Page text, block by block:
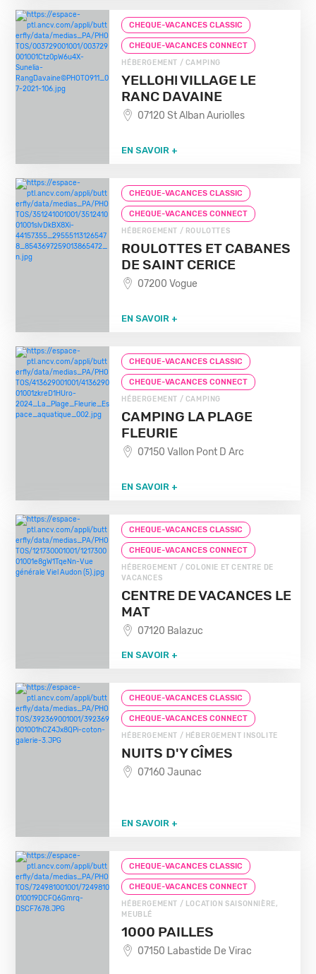
CHEQUE-VACANCES CLASSIC
CHEQUE-VACANCES CONNECT
HÉBERGEMENT / CAMPING
YELLOH! VILLAGE LE
RANC DAVAINE
07120 St Alban Auriolles
EN SAVOIR +
CHEQUE-VACANCES CLASSIC
CHEQUE-VACANCES CONNECT
HÉBERGEMENT / ROULOTTES
ROULOTTES ET CABANES
DE SAINT CERICE
07200 Vogue
EN SAVOIR +
CHEQUE-VACANCES CLASSIC
CHEQUE-VACANCES CONNECT
HÉBERGEMENT / CAMPING
CAMPING LA PLAGE
FLEURIE
07150 Vallon Pont D Arc
EN SAVOIR +
CHEQUE-VACANCES CLASSIC
CHEQUE-VACANCES CONNECT
HÉBERGEMENT / COLONIE ET CENTRE DE
VACANCES
CENTRE DE VACANCES LE
MAT
07120 Balazuc
EN SAVOIR +
CHEQUE-VACANCES CLASSIC
CHEQUE-VACANCES CONNECT
HÉBERGEMENT / HÉBERGEMENT INSOLITE
NUITS D'Y CÎMES
07160 Jaunac
EN SAVOIR +
CHEQUE-VACANCES CLASSIC
CHEQUE-VACANCES CONNECT
HÉBERGEMENT / LOCATION SAISONNIÈRE,
MEUBLÉ
1000 PAILLES
07150 Labastide De Virac